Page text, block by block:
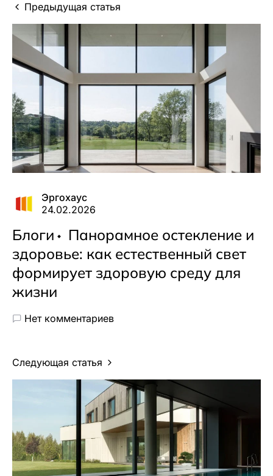
Предыдущая статья
Эргохаус
24.02.2026
Блоги
Панорамное остекление и
здоровье: как естественный свет
формирует здоровую среду для
жизни
Нет комментариев
Следующая статья